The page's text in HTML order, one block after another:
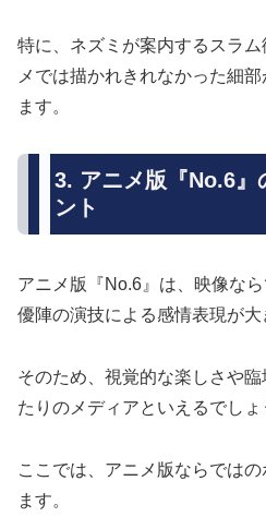
特に、ネズミが案内するスラ
メでは描かれきれなかった細
ます。
3. アニメ版『No.6』
ント
アニメ版『No.6』は、映像な
優陣の演技による感情表現が大
そのため、視覚的な楽しさや
たりのメディアといえるでしょ
ここでは、アニメ版ならでは
ます。